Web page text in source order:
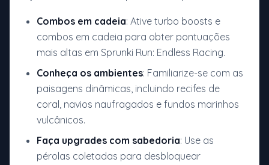
Combos em cadeia: Ative turbo boosts e
combos em cadeia para obter pontuações
mais altas em Sprunki Run: Endless Racing.
Conheça os ambientes: Familiarize-se com as
paisagens dinâmicas, incluindo recifes de
coral, navios naufragados e fundos marinhos
vulcânicos.
Faça upgrades com sabedoria: Use as
pérolas coletadas para desbloquear